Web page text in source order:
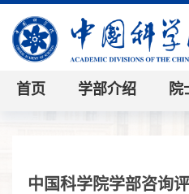
首页 学部介绍 院
中国科学院学部咨询